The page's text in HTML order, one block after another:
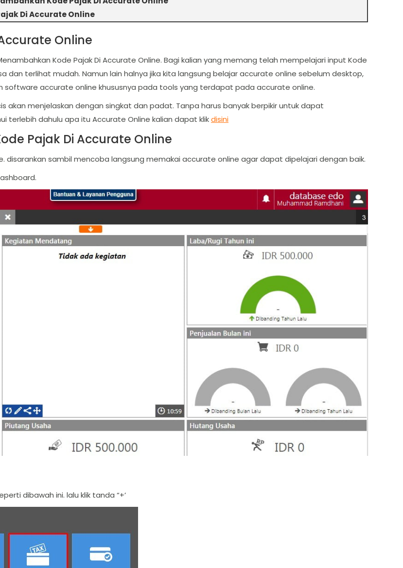
Di Accurate Online
Online
Kode Pajak Di Accurate Online. Bagi kalian yang memang telah mempelajari input Kode
dan terlihat mudah. Namun lain halnya jika kita langsung belajar accurate online sebelum desktop,
accurate online khususnya pada tools yang terdapat pada accurate online.
akan menjelaskan dengan singkat dan padat. Tanpa harus banyak berpikir untuk dapat
terlebih dahulu apa itu Accurate Online kalian dapat klikdisini
Pajak Di Accurate Online
disarankan sambil mencoba langsung memakai accurate online agar dapat dipelajari dengan baik.
dibawah ini. lalu klik tanda “+’